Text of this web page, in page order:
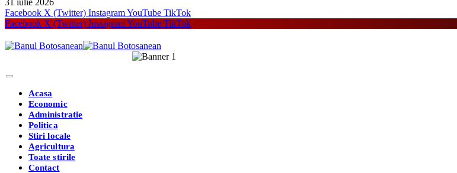
Facebook X (Twitter) InstagramYouTube TikTok
Facebook X (Twitter) InstagramYouTube TikTok
Acasa
Economic
Administratie
Politica
Stiri locale
Agricultura
Toate stirile
Contact